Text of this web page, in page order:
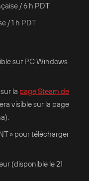
/ 6 h PDT
/ 1 h PDT
sur PC Windows
la page Steam de
visible sur la page
» pour télécharger
(disponible le 21